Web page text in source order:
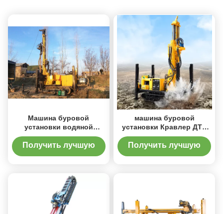
Машина буровой
установки водяной
скважины глубокой ямы
Кравлер ДЖК300
Получить лучшую
машина буровой
установки Кравлер ДТХ
200м ХВЗ гидравлическая
Получить лучшую